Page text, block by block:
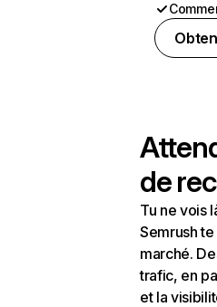
de
Tu ne vois
Semrush
marché.
trafic, en
et la